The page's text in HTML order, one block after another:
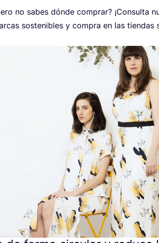
no sabes dón­de com­prar? ¡Con­sul­ta
sos­te­ni­bles y com­pra en las tien­das